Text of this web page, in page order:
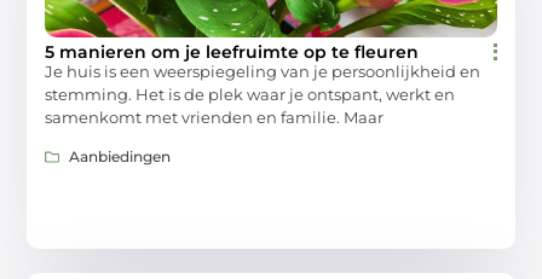
5 manieren om je leefruimte op te fleuren
Je huis is een weerspiegeling van je persoonlijkheid en
stemming. Het is de plek waar je ontspant, werkt en
samenkomt met vrienden en familie. Maar
Aanbiedingen